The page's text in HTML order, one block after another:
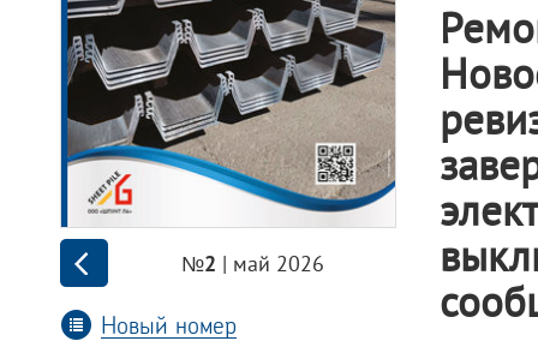
№2 | май 2026
Новый номер